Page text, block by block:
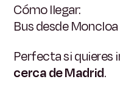
Cómo llegar:
Bus desde Moncloa
Perfecta si quieres
cerca de Madrid.